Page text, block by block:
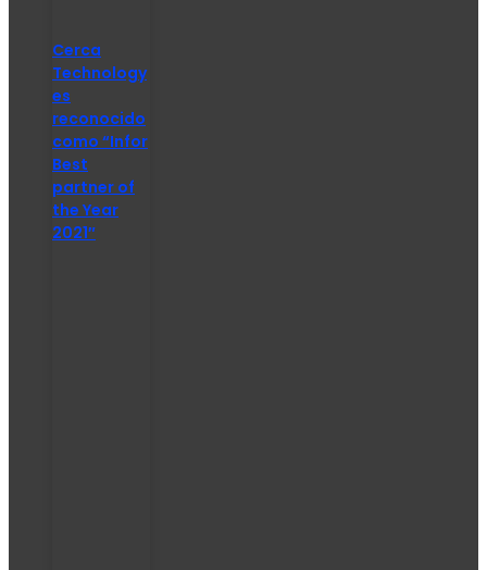
Cerca
Technology
es
reconocido
como “Infor
Best
partner of
the Year
2021″